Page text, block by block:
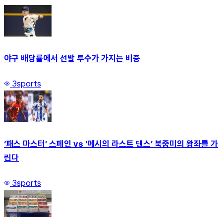
야구 배당률에서 선발 투수가 가지는 비중
3sports
‘패스 마스터’ 스페인 vs ‘메시의 라스트 댄스’ 북중미의 왕좌를 가
린다
3sports